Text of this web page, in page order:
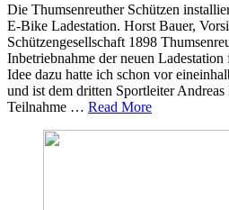
Die Thumsenreuther Schützen
E-Bike Ladestation. Horst Bauer,
Schützengesellschaft 1898
Inbetriebnahme der neuen
Idee dazu hatte ich schon vor
und ist dem dritten Sportleiter
Teilnahme … Read More